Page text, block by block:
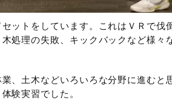
ットをしています。これはＶＲで伐
木処理の失敗、キックバックなど様々
、土木などいろいろな分野に進むと
験実習でした。